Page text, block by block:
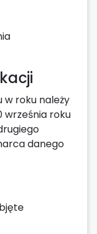
w roku należy
września roku
danego